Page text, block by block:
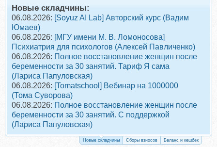
Новые складчины:
06.08.2026: [Soyuz AI Lab] Авторский курс (Вадим
Юмаев)
06.08.2026: [МГУ имени М. В. Ломоносова]
Психиатрия для психологов (Алексей Павличенко)
06.08.2026: Полное восстановление женщин после
беременности за 30 занятий. Тариф Я сама
(Лариса Папуловская)
06.08.2026: [Tomatschool] Вебинар на 1000000
(Тома Суворова)
06.08.2026: Полное восстановление женщин после
беременности за 30 занятий. С поддержкой
(Лариса Папуловская)
Новые складчины Сборы взносов Баланс и кешбек